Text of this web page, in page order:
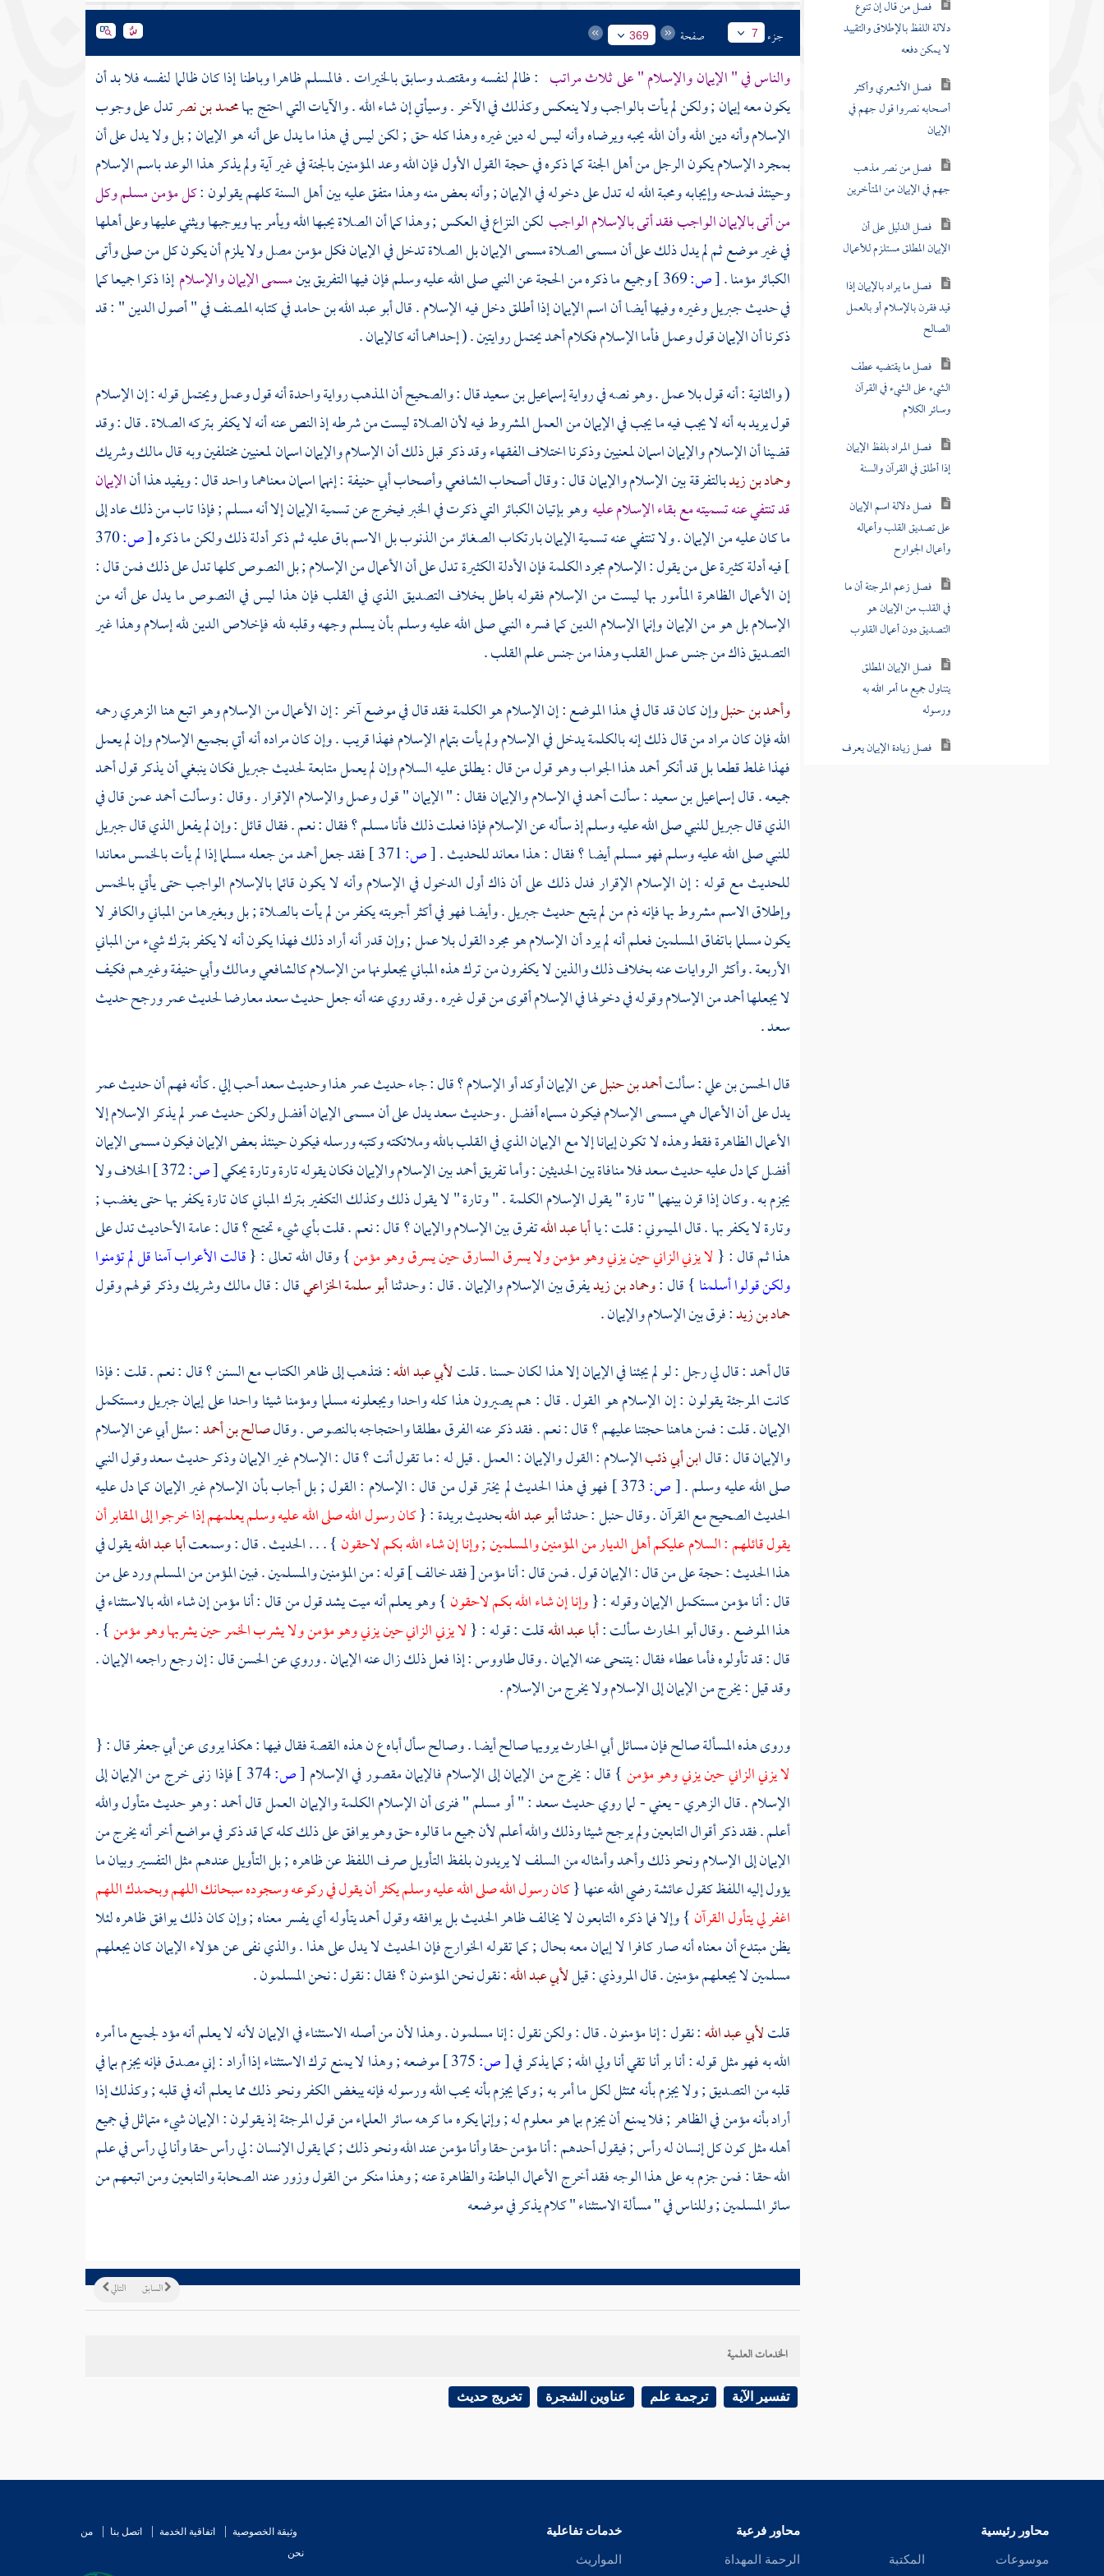
فصل إذا أطلق لفظ
الصلاح تناول جميع الخير
فصل من قال إن تنوع
دلالة اللفظ بالإطلاق والتقييد
لا يمكن دفعه
فصل الأشعري وأكثر
أصحابه نصروا قول جهم في
فصل من نصر مذهب
فصل الدليل على أن
الإيمان المطلق مستلزم للأعمال
فصل ما يراد بالإيمان إذا
قيد فقرن بالإسلام أو بالعمل
الصالح
فصل ما يقتضيه عطف
الشيء على الشيء في القرآن
فصل المراد بلفظ الإيمان
إذا أطلق في القرآن والسنة
فصل دلالة اسم الإيمان
على تصديق القلب وأعماله
وأعمال الجوارح
فصل زعم المرجئة أن ما
في القلب من الإيمان هو
التصديق دون أعمال القلوب
فصل الإيمان المطلق
جزء 7 صفحة 369
والناس في " الإيمان والإسلام " على ثلاث مراتب : ظالم لنفسه ومقتصد وسابق بالخيرات . فالمسلم ظاهرا وباطنا إذا كان ظالما لنفسه فلا بد أن
يكون معه إيمان ; ولكن لم يأت بالواجب ولا ينعكس وكذلك في الآخر . وسيأتي إن شاء الله . والآيات التي احتج بهامحمد بن نصرتدل على وجوب
الإسلام وأنه دين الله وأن الله يحبه ويرضاه وأنه ليس له دين غيره وهذا كله حق ; لكن ليس في هذا ما يدل على أنه هو الإيمان ; بل ولا يدل على أن
بمجرد الإسلام يكون الرجل من أهل الجنة كما ذكره في حجة القول الأول فإن الله وعد المؤمنين بالجنة في غير آية ولم يذكر هذا الوعد باسم الإسلام
وحينئذ فمدحه وإيجابه ومحبة الله له تدل على دخوله في الإيمان ; وأنه بعض منه وهذا متفق عليه بينأهل السنةكلهم يقولون :كل مؤمن مسلم وكل
من أتى بالإيمان الواجب فقد أتى بالإسلام الواجب لكن النزاع في العكس ; وهذا كما أن الصلاة يحبها الله ويأمر بها ويوجبها ويثني عليها وعلى أهلها
في غير موضع ثم لم يدل ذلك على أن مسمى الصلاة مسمى الإيمان بل الصلاة تدخل في الإيمان فكل مؤمن مصل ولا يلزم أن يكون كل من صلى وأتى
الكبائر مؤمنا .[ص:369 ] وجميع ما ذكره من الحجة عن النبي صلى الله عليه وسلم فإن فيها التفريق بينمسمى الإيمان والإسلامإذا ذكرا جميعا كما
في حديثجبريلوغيره وفيها أيضا أن اسم الإيمان إذا أطلق دخل فيه الإسلام . قالأبو عبد الله بن حامدفي كتابه المصنف في " أصول الدين " : قد
ذكرنا أن الإيمان قول وعمل فأما الإسلام فكلامأحمديحتمل روايتين . ( إحداهما أنه كالإيمان .
( والثانية : أنه قول بلا عمل . وهو نصه في روايةإسماعيل بن سعيدقال : والصحيح أن المذهب رواية واحدة أنه قول وعمل ويحتمل قوله : إن الإسلام
قول يريد به أنه لا يجب فيه ما يجب في الإيمان من العمل المشروط فيه لأن الصلاة ليست من شرطه إذ النص عنه أنه لا يكفر بتركه الصلاة . قال : وقد
قضينا أن الإسلام والإيمان اسمان لمعنيين وذكرنا اختلاف الفقهاء وقد ذكر قبل ذلك أن الإسلام والإيمان اسمان لمعنيين مختلفين وبه قالمالكوشريك
وحماد بن زيدبالتفرقة بين الإسلام والإيمان قال : وقالأصحابالشافعيوأصحابأبي حنيفة: إنهما اسمان معناهما واحد قال : ويفيد هذا أنالإيمان
قد تنتفي عنه تسميته مع بقاء الإسلام عليهوهو بإتيان الكبائر التي ذكرت في الخبر فيخرج عن تسمية الإيمان إلا أنه مسلم ; فإذا تاب من ذلك عاد إلى
ما كان عليه من الإيمان . ولا تنتفي عنه تسمية الإيمان بارتكاب الصغائر من الذنوب بل الاسم باق عليه ثم ذكر أدلة ذلك ولكن ما ذكره[ص:370
]فيه أدلة كثيرة على من يقول : الإسلام مجرد الكلمة فإن الأدلة الكثيرة تدل على أن الأعمال من الإسلام ; بل النصوص كلها تدل على ذلك فمن قال :
إن الأعمال الظاهرة المأمور بها ليست من الإسلام فقوله باطل بخلاف التصديق الذي في القلب فإن هذا ليس في النصوص ما يدل على أنه من
الإسلام بل هو من الإيمان وإنما الإسلام الدين كما فسره النبي صلى الله عليه وسلم بأن يسلم وجهه وقلبه لله فإخلاص الدين لله إسلام وهذا غير
التصديق ذاك من جنس عمل القلب وهذا من جنس علم القلب .
وأحمد بن حنبلوإن كان قد قال في هذا الموضع : إن الإسلام هو الكلمة فقد قال في موضع آخر : إن الأعمال من الإسلام وهو اتبع هناالزهريرحمه
الله فإن كان مراد من قال ذلك إنه بالكلمة يدخل في الإسلام ولم يأت بتمام الإسلام فهذا قريب . وإن كان مراده أنه أتي بجميع الإسلام وإن لم يعمل
فهذا غلط قطعا بل قد أنكرأحمدهذا الجواب وهو قول من قال : يطلق عليه السلام وإن لم يعمل متابعة لحديثجبريلفكان ينبغي أن يذكر قولأحمد
جميعه . قالإسماعيل بن سعيد: سألتأحمدفي الإسلام والإيمان فقال : " الإيمان " قول وعمل والإسلام الإقرار . وقال : وسألتأحمدعمن قال في
الذي قالجبريلللنبي صلى الله عليه وسلم إذ سأله عن الإسلام فإذا فعلت ذلك فأنا مسلم ؟ فقال : نعم . فقال قائل : وإن لم يفعل الذي قالجبريل
للنبي صلى الله عليه وسلم فهو مسلم أيضا ؟ فقال : هذا معاند للحديث .[ص: فقد جعلأحمدمن جعله مسلما إذا لم يأت بالخمس معاندا
للحديث مع قوله : إن الإسلام الإقرار فدل ذلك على أن ذاك أول الدخول في الإسلام وأنه لا يكون قائما بالإسلام الواجب حتى يأتي بالخمس
وإطلاق الاسم مشروط بها فإنه ذم من لم يتبع حديثجبريل. وأيضا فهو في أكثر أجوبته يكفر من لم يأت بالصلاة ; بل وبغيرها من المباني والكافر لا
يكون مسلما باتفاق المسلمين فعلم أنه لم يرد أن الإسلام هو مجرد القول بلا عمل ; وإن قدر أنه أراد ذلك فهذا يكون أنه لا يكفر بترك شيء من المباني
الأربعة . وأكثر الروايات عنه بخلاف ذلك والذين لا يكفرون من ترك هذه المباني يجعلونها من الإسلامكالشافعيومالكوأبي حنيفةوغيرهم فكيف
لا يجعلهاأحمدمن الإسلام وقوله في دخولها في الإسلام أقوى من قول غيره . وقد روي عنه أنه جعل حديثسعدمعارضا لحديثعمرورجح حديث
سعد.
قالالحسن بن علي: سألتأحمد بن حنبلعن الإيمان أوكد أو الإسلام ؟ قال : جاء حديثعمرهذا وحديثسعدأحب إلي . كأنه فهم أن حديثعمر
يدل على أن الأعمال هي مسمى الإسلام فيكون مسماه أفضل . وحديثسعديدل على أن مسمى الإيمان أفضل ولكن حديثعمرلم يذكر الإسلام إلا
الأعمال الظاهرة فقط وهذه لا تكون إيمانا إلا مع الإيمان الذي في القلب بالله وملائكته وكتبه ورسله فيكون حينئذ بعض الإيمان فيكون مسمى الإيمان
أفضل كما دل عليه حديثسعدفلا منافاة بين الحديثين : وأما تفريقأحمدبين الإسلام والإيمان فكان يقوله تارة وتارة يحكي[ص:
الخلاف ولا
يجزم به . وكان إذا قرن بينهما " تارة " يقول الإسلام الكلمة . " وتارة " لا يقول ذلك وكذلك التكفير بترك المباني كان تارة يكفر بها حتى يغضب ;
وتارة لا يكفر بها . قالالميموني: قلت : ياأبا عبد اللهتفرق بين الإسلام والإيمان ؟ قال : نعم . قلت بأي شيء تحتج ؟ قال : عامة الأحاديث تدل على
هذا ثم قال : {لا يزني الزاني حين يزني وهو مؤمن ولا يسرق السارق حين يسرق وهو مؤمن} وقال الله تعالى : {قالت الأعراب آمنا قل لم تؤمنوا
ولكن قولوا أسلمنا} قال :وحماد بن زيديفرق بين الإسلام والإيمان . قال : وحدثناأبو سلمة الخزاعيقال : قالمالكوشريكوذكر قولهم وقول
حماد بن زيد: فرق بين الإسلام والإيمان .
قالأحمد: قال لي رجل : لو لم يجئنا في الإيمان إلا هذا لكان حسنا . قلتلأبي عبد الله: فتذهب إلى ظاهر الكتاب مع السنن ؟ قال : نعم . قلت : فإذا
كانتالمرجئةيقولون : إن الإسلام هو القول . قال : هم يصيرون هذا كله واحدا ويجعلونه مسلما ومؤمنا شيئا واحدا على إيمانجبريلومستكمل
الإيمان . قلت : فمن هاهنا حجتنا عليهم ؟ قال : نعم . فقد ذكر عنه الفرق مطلقا واحتجاجه بالنصوص . وقالصالح بن أحمد: سئل أبي عن الإسلام
والإيمان قال : قالابن أبي ذئبالإسلام : القول والإيمان : العمل . قيل له : ما تقول أنت ؟ قال : الإسلام غير الإيمان وذكر حديثسعدوقول النبي
صلى الله عليه وسلم .[ص:
فهو في هذا الحديث لم يختر قول من قال : الإسلام : القول ; بل أجاب بأن الإسلام غير الإيمان كما دل عليه
الحديث الصحيح مع القرآن . وقالحنبل: حدثناأبو عبد اللهبحديثبريدة: {كان رسول الله صلى الله عليه وسلم يعلمهم إذا خرجوا إلى المقابر أن
يقول قائلهم : السلام عليكم أهل الديار من المؤمنين والمسلمين ; وإنا إن شاء الله بكم لاحقون} . . . الحديث . قال : وسمعتأبا عبد اللهيقول في
هذا الحديث : حجة على من قال : الإيمان قول . فمن قال : أنا مؤمن [ فقد خالف ] قوله : من المؤمنين والمسلمين . فبين المؤمن من المسلم ورد على من
قال : أنا مؤمن مستكمل الإيمان وقوله : {وإنا إن شاء الله بكم لاحقون} وهو يعلم أنه ميت يشد قول من قال : أنا مؤمن إن شاء الله بالاستثناء في
هذا الموضع . وقالأبو الحارثسألت :أبا عبد اللهقلت : قوله : {لا يزني الزاني حين يزني وهو مؤمن ولا يشرب الخمر حين يشربها وهو مؤمن} .
قال : قد تأولوه فأماعطاءفقال : يتنحى عنه الإيمان . وقالطاووس: إذا فعل ذلك زال عنه الإيمان . وروي عنالحسنقال : إن رجع راجعه الإيمان .
وقد قيل : يخرج من الإيمان إلى الإسلام ولا يخرج من الإسلام .
وروى هذه المسألةصالحفإن مسائلأبي الحارثيرويهاصالحأيضا .وصالحسأل أباه ع ن هذه القصة فقال فيها : هكذا يروى عنأبي جعفرقال : {
لا يزني الزاني حين يزني وهو مؤمن} قال : يخرج من الإيمان إلى الإسلام فالإيمان مقصور في الإسلام[ص:374 ]
فإذا زنى خرج من الإيمان إلى
الإسلام . قالالزهري- يعني - لما روي حديثسعد: " أو مسلم " فنرى أن الإسلام الكلمة والإيمان العمل قالأحمد: وهو حديث متأول والله
أعلم . فقد ذكر أقوالالتابعينولم يرجح شيئا وذلك والله أعلم لأن جميع ما قالوه حق وهو يوافق على ذلك كله كما قد ذكر في مواضع أخر أنه يخرج من
الإيمان إلى الإسلام ونحو ذلكوأحمدوأمثاله منالسلفلا يريدون بلفظ التأويل صرف اللفظ عن ظاهره ; بل التأويل عندهم مثل التفسير وبيان ما
يؤول إليه اللفظ كقولعائشةرضي الله عنها {كان رسول الله صلى الله عليه وسلم يكثر أن يقول في ركوعه وسجوده سبحانك اللهم وبحمدك اللهم
اغفر لي يتأول القرآن} وإلا فما ذكرهالتابعونلا يخالف ظاهر الحديث بل يوافقه وقولأحمديتأوله أي يفسر معناه ; وإن كان ذلك يوافق ظاهره لئلا
يظن مبتدع أن معناه أنه صار كافرا لا إيمان معه بحال ; كما تقولهالخوارجفإن الحديث لا يدل على هذا . والذي نفى عن هؤلاء الإيمان كان يجعلهم
مسلمين لا يجعلهم مؤمنين . قالالمروذي: قيللأبي عبد الله: نقول نحن المؤمنون ؟ فقال : نقول : نحن المسلمون .
قلتلأبي عبد الله: نقول : إنا مؤمنون . قال : ولكن نقول : إنا مسلمون . وهذا لأن من أصله الاستثناء في الإيمان لأنه لا يعلم أنه مؤد لجميع ما أمره
الله به فهو مثل قوله : أنا بر أنا تقي أنا ولي الله ; كما يذكر في[ص:
موضعه ; وهذا لا يمنع ترك الاستثناء إذا أراد : إني مصدق فإنه يجزم بما في
قلبه من التصديق ; ولا يجزم بأنه ممتثل لكل ما أمر به ; وكما يجزم بأنه يحب الله ورسوله فإنه يبغض الكفر ونحو ذلك مما يعلم أنه في قلبه ; وكذلك إذا
أراد بأنه مؤمن في الظاهر ; فلا يمنع أن يجزم بما هو معلوم له ; وإنما يكره ما كرهه سائر العلماء من قولالمرجئةإذ يقولون : الإيمان شيء متماثل في جميع
أهله مثل كون كل إنسان له رأس ; فيقول أحدهم : أنا مؤمن حقا وأنا مؤمن عند الله ونحو ذلك ; كما يقول الإنسان : لي رأس حقا وأنا لي رأس في علم
الله حقا : فمن جزم به على هذا الوجه فقد أخرج الأعمال الباطنة والظاهرة عنه ; وهذا منكر من القول وزور عندالصحابةوالتابعينومن اتبعهم من
سائر المسلمين ; وللناس في " مسألة الاستثناء " كلام يذكر في موضعه
التالي السابق
الخدمات العلمية
تفسير الآية ترجمة علم عناوين الشجرة تخريج حديث
محاور رئيسية
موسوعات المكتبة
محاور فرعية
الرحمة المهداة
خدمات تفاعلية
المواريث
وثيقة الخصوصية اتفاقية الخدمة اتصل بنا
من
نحن